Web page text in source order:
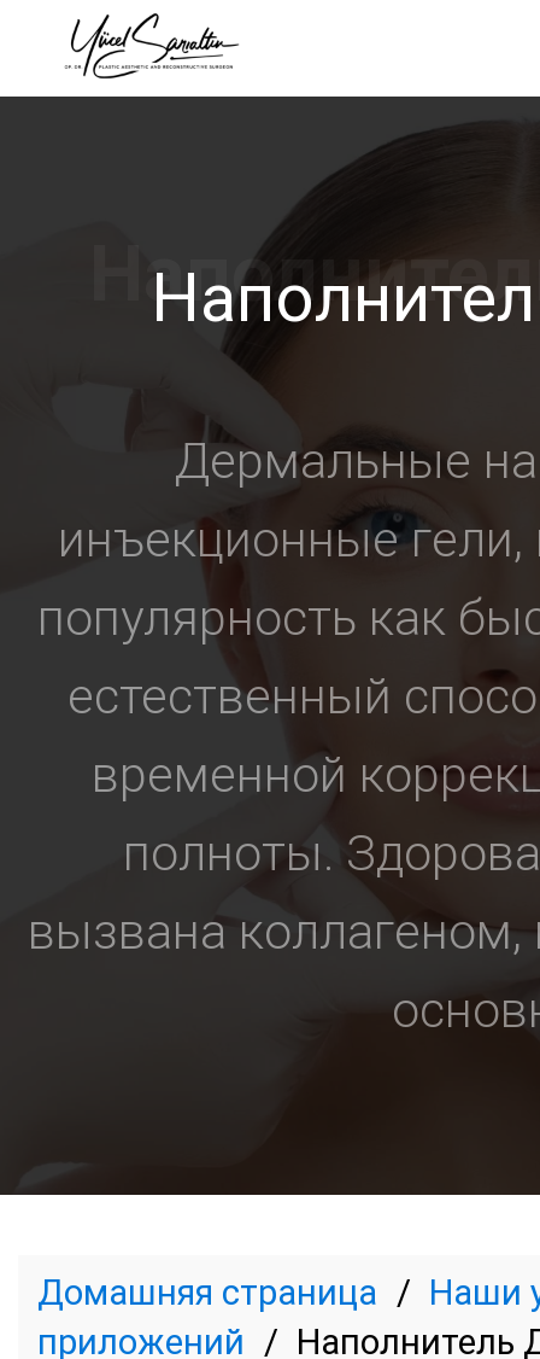
Дермальные
инъекционные
популярность как
естественный
временной
полноты.
вызвана коллагеном,
Домашняя страница
Наши
приложений
Наполнитель